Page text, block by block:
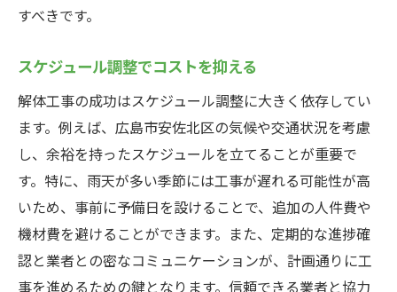
すべきです。
スケジュール調整でコストを抑える
解体工事の成功はスケジュール調整に大きく依存してい
ます。例えば、広島市安佐北区の気候や交通状況を考慮
し、余裕を持ったスケジュールを立てることが重要で
す。特に、雨天が多い季節には工事が遅れる可能性が高
いため、事前に予備日を設けることで、追加の人件費や
機材費を避けることができます。また、定期的な進捗確
認と業者との密なコミュニケーションが、計画通りに工
事を進めるための鍵となります。信頼できる業者と協力